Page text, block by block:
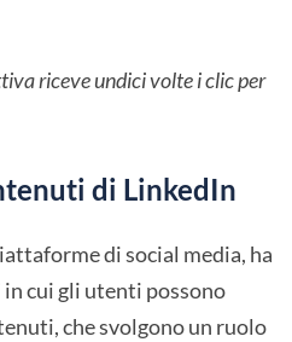
riceve undici volte i clic per
di LinkedIn
di social media, ha
cui gli utenti possono
che svolgono un ruolo